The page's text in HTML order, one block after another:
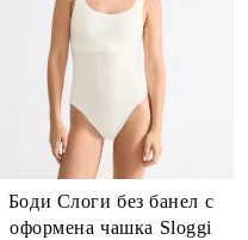
Боди Слоги без банел с
оформена чашка Sloggi